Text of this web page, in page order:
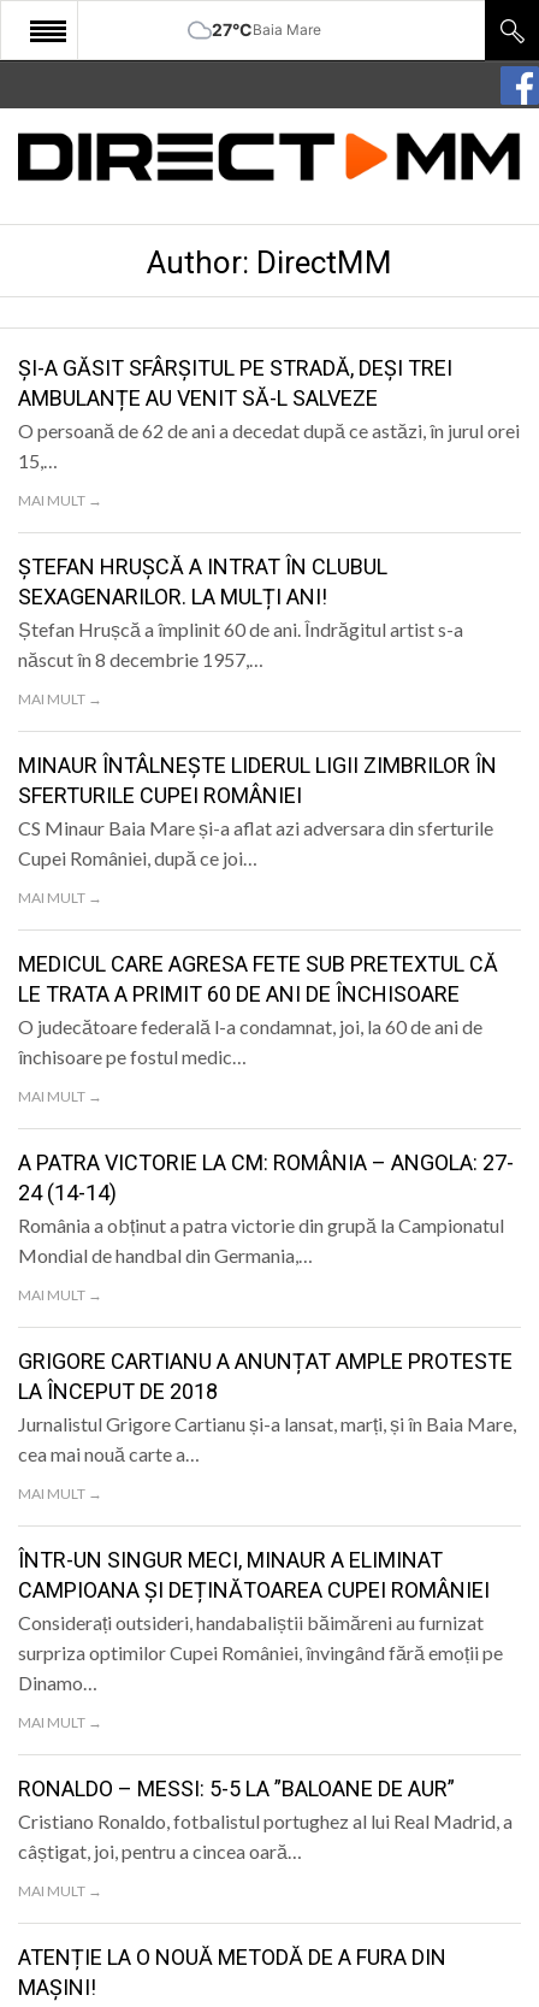
27°CBaia Mare
START
COMUNITATE
SANATATE
SPORT
POLITIC
LIFE
Author: DirectMM
ȘI-A GĂSIT SFÂRȘITUL PE STRADĂ, DEȘI TREI
AMBULANȚE AU VENIT SĂ-L SALVEZE
O persoană de 62 de ani a decedat după ce astăzi, în jurul orei
15,…
MAI MULT →
ȘTEFAN HRUȘCĂ A INTRAT ÎN CLUBUL
SEXAGENARILOR. LA MULȚI ANI!
Ștefan Hrușcă a împlinit 60 de ani. Îndrăgitul artist s-a
născut în 8 decembrie 1957,…
MAI MULT →
MINAUR ÎNTÂLNEȘTE LIDERUL LIGII ZIMBRILOR ÎN
SFERTURILE CUPEI ROMÂNIEI
CS Minaur Baia Mare și-a aflat azi adversara din sferturile
Cupei României, după ce joi…
MAI MULT →
MEDICUL CARE AGRESA FETE SUB PRETEXTUL CĂ
LE TRATA A PRIMIT 60 DE ANI DE ÎNCHISOARE
O judecătoare federală l-a condamnat, joi, la 60 de ani de
închisoare pe fostul medic…
MAI MULT →
A PATRA VICTORIE LA CM: ROMÂNIA – ANGOLA: 27-
24 (14-14)
România a obținut a patra victorie din grupă la Campionatul
Mondial de handbal din Germania,…
MAI MULT →
GRIGORE CARTIANU A ANUNȚAT AMPLE PROTESTE
LA ÎNCEPUT DE 2018
Jurnalistul Grigore Cartianu și-a lansat, marți, și în Baia Mare,
cea mai nouă carte a…
MAI MULT →
ÎNTR-UN SINGUR MECI, MINAUR A ELIMINAT
CAMPIOANA ȘI DEȚINĂTOAREA CUPEI ROMÂNIEI
Considerați outsideri, handabaliștii băimăreni au furnizat
surpriza optimilor Cupei României, învingând fără emoții pe
Dinamo…
MAI MULT →
RONALDO – MESSI: 5-5 LA ”BALOANE DE AUR”
Cristiano Ronaldo, fotbalistul portughez al lui Real Madrid, a
câștigat, joi, pentru a cincea oară…
MAI MULT →
ATENȚIE LA O NOUĂ METODĂ DE A FURA DIN
MAȘINI!